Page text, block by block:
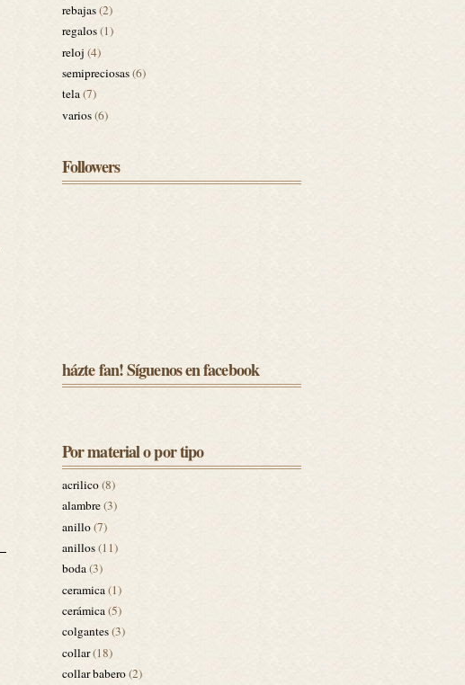
rebajas(2)
regalos(1)
reloj (4)
semipreciosas(6)
tela(7)
varios(6)
Followers
házte fan! Síguenos en facebook
Por material o por tipo
acrilico(8)
alambre(3)
anillo(7)
anillos(11)
boda(3)
ceramica (1)
cerámica(5)
colgantes(3)
collar(18)
collar babero(2)